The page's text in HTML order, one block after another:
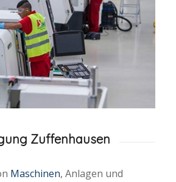
Zuffenhausen
Maschinen, Anlagen und